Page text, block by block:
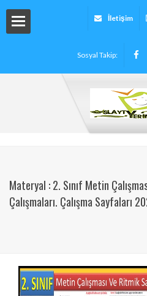
İletişim
Sosyal Takip:
Materyal : 2. Sınıf Metin
Çalışmaları. Çalışma Sayfaları